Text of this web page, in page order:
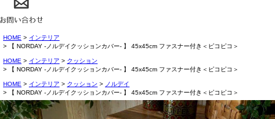
HOME
インテリア
【 NORDAY -ノルデイクッションカバー- 】 45x45cm ファスナー付き＜ピコピコ＞
HOME インテリア
クッション
【 NORDAY -ノルデイクッションカバー- 】 45x45cm ファスナー付き＜ピコピコ＞
HOME インテリア クッション
ノルデイ
【 NORDAY -ノルデイクッションカバー- 】 45x45cm ファスナー付き＜ピコピコ＞